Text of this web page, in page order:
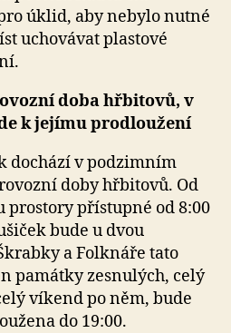
úklid, aby nebylo nutné
uchovávat plastové
doba hřbitovů, v
k jejímu prodloužení
dochází v podzimním
doby hřbitovů. Od
prostory přístupné od 8:00
bude u dvou
a Folknáře tato
památky zesnulých, celý
víkend po něm, bude
do 19:00.